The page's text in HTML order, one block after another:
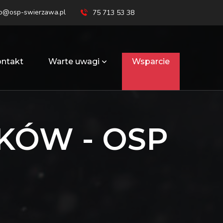
swierzawa.pl 75 713 53 38
Warte uwagi Wsparcie
- OSP